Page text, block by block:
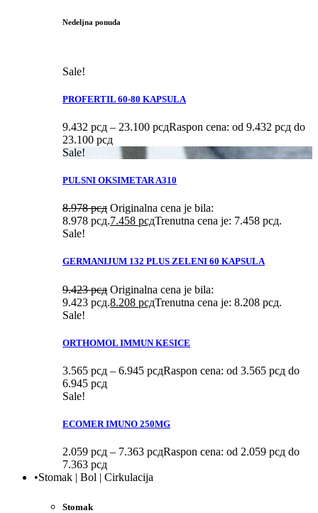
Nedeljna ponuda
Sale!
PROFERTIL 60-80 KAPSULA
9.432 рсд – 23.100 рсдRaspon cena: od 9.432 рсд do
23.100 рсд
Sale!
PULSNI OKSIMETAR A310
8.978рсд Originalna cena je bila:
8.978 рсд.7.458 рсдTrenutna cena je: 7.458 рсд.
Sale!
GERMANIJUM 132 PLUS ZELENI 60 KAPSULA
9.423рсд Originalna cena je bila:
9.423 рсд.8.208 рсдTrenutna cena je: 8.208 рсд.
Sale!
ORTHOMOL IMMUN KESICE
3.565 рсд – 6.945 рсдRaspon cena: od 3.565 рсд do
6.945 рсд
Sale!
ECOMER IMUNO 250MG
2.059 рсд – 7.363 рсдRaspon cena: od 2.059 рсд do
7.363 рсд
•Stomak | Bol | Cirkulacija
Stomak